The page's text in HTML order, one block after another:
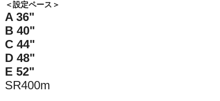
＜設定ペース＞
A 36"
B 40"
C 44"
D 48"
E 52"
SR400m